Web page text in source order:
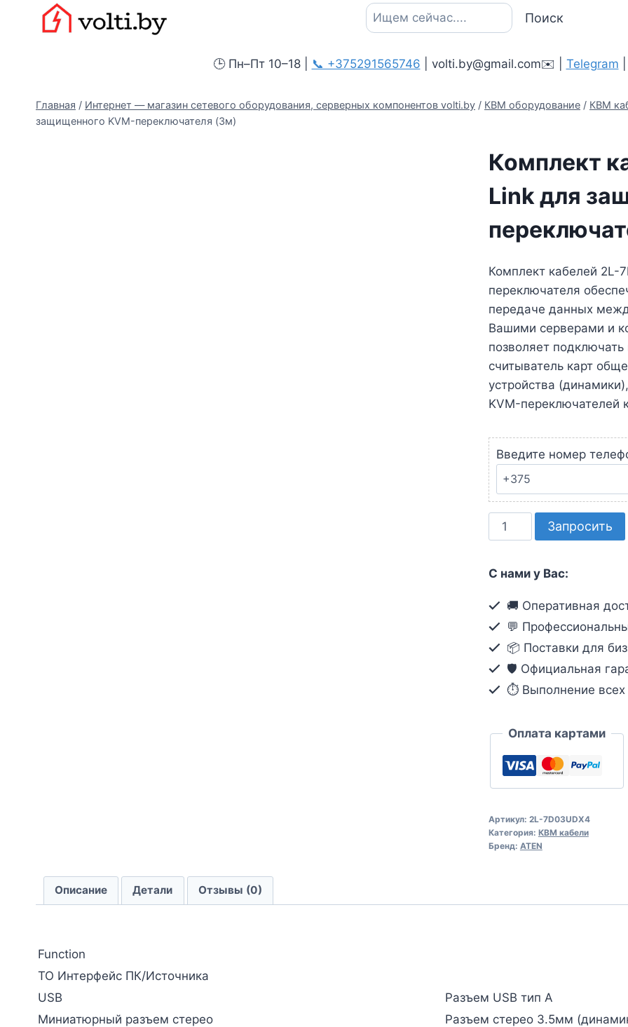
Перейти
Поиск
🕒 Пн–Пт 10–18 | 📞 +375291565746 | volti.by@gmail.com✉️ | Telegram
Главная / Интернет — магазин сетевого оборудования, серверных компонентов volti.by / КВМ оборудование / КВМ
защищенного KVM-переключателя (3м)
Комплект
Link для
Комплект кабелей 2L-
переключателя
передаче данных
Вашими серверами и
позволяет
считыватель карт
устройства
KVM-переключателей
Введите номер
Количество
товара
кабелей
D
Dual
Link
для
KVM-
(3м)
Запросить
С нами у Вас:
🚚 Оперативная
💬
📦 Поставки для
🛡️ Официальная
⏱ Выполнение всех
Оплата картами
Артикул: 2L-7D03UDX4
Категория: КВМ кабели
Бренд: ATEN
Описание Детали Отзывы (0)
Function
ТО Интерфейс ПК/Источника
USB
Разъем USB тип А
Миниатюрный разъем стерео
Разъем стерео 3.5мм